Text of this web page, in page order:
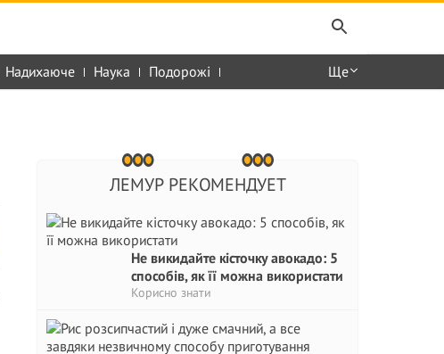
Надихаюче Наука Подорожі Ще
ЛЕМУР РЕКОМЕНДУЕТ
Не викидайте кісточку авокадо: 5
способів, як її можна використати
Корисно знати